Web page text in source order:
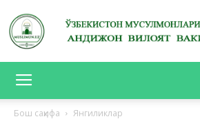
Бош саҳифа Янгиликлар